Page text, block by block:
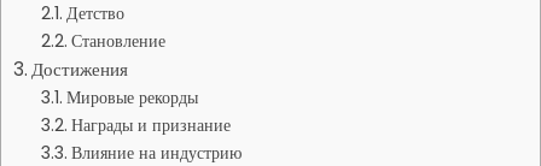
Детство
Становление
Достижения
Мировые рекорды
Награды и признание
Влияние на индустрию